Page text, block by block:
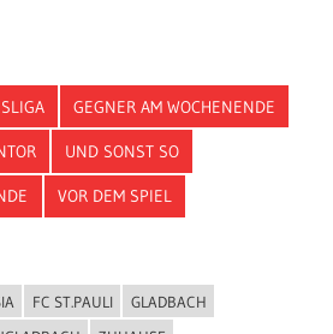
GEGNER AM WOCHENENDE
UND SONST SO
VOR DEM SPIEL
FC ST.PAULI
GLADBACH